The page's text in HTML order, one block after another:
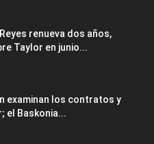
renueva dos años,
Taylor en junio...
examinan los contratos y
el Baskonia...